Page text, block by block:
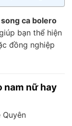
ca bolero
bạn thể hiện
đồng nghiệp
nam nữ hay
Quyên